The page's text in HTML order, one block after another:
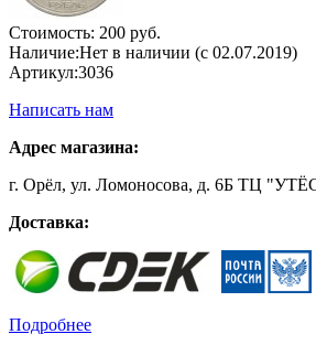
Стоимость: 200 руб.
Наличие:Нет в наличии (с 02.07.2019)
Артикул:3036
Написать нам
Адрес магазина:
г. Орёл, ул. Ломоносова, д. 6Б ТЦ
Доставка:
Подробнее